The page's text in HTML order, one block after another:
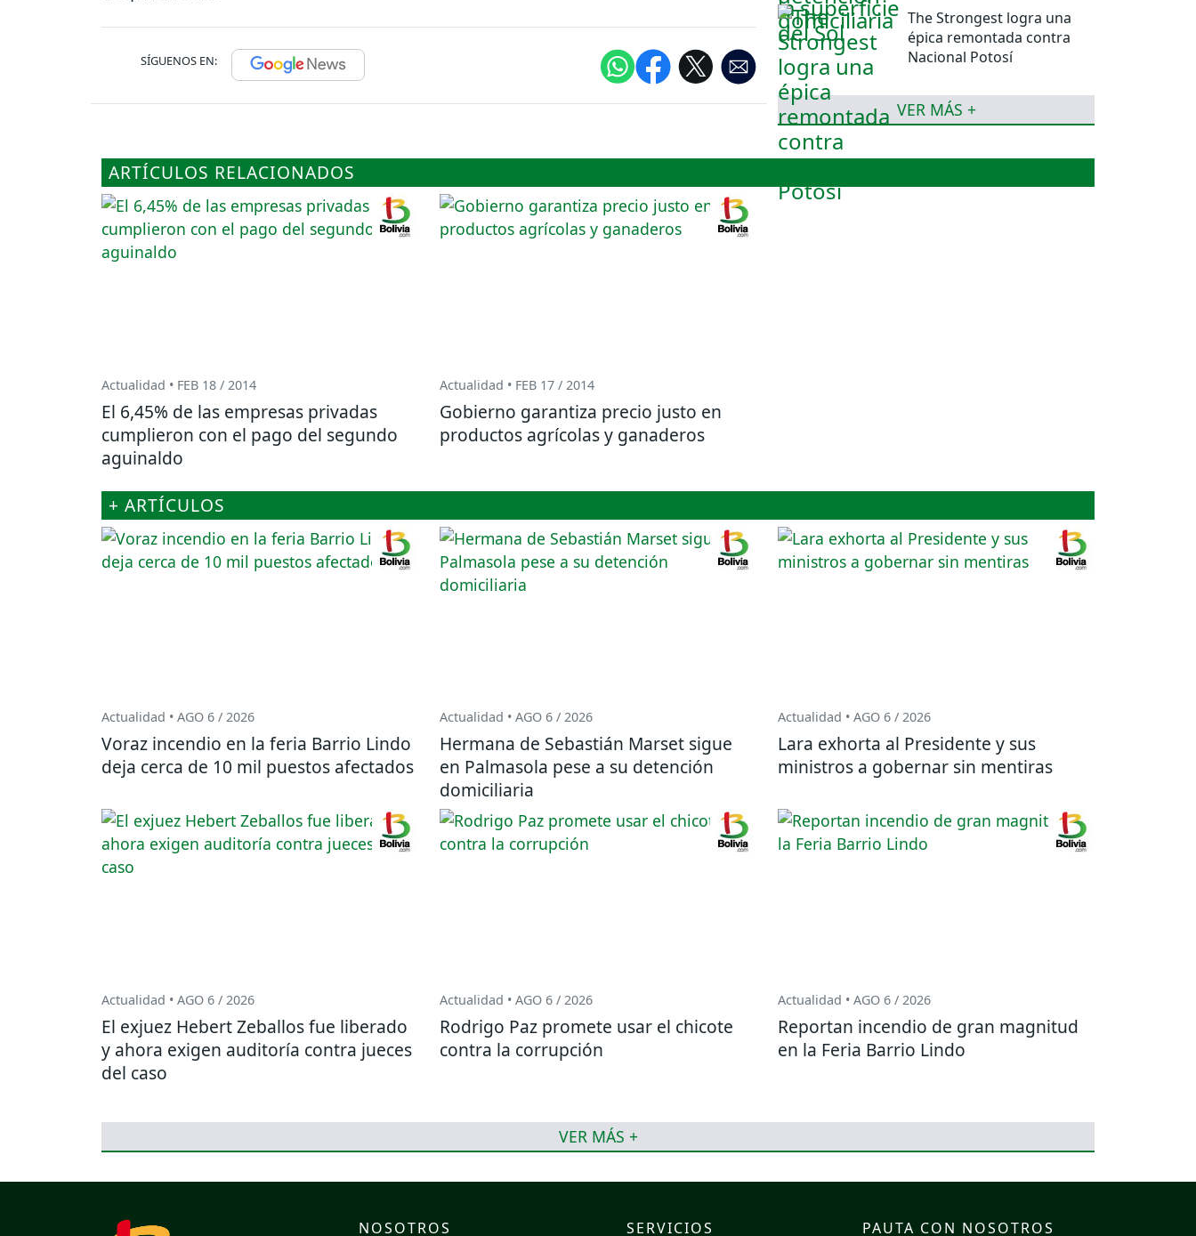
SÍGUENOS EN:
The Strongest logra una
épica remontada contra
Nacional Potosí
VER MÁS +
ARTÍCULOS RELACIONADOS
Actualidad • FEB 18 / 2014
El 6,45% de las empresas privadas
cumplieron con el pago del segundo
aguinaldo
Actualidad • FEB 17 / 2014
Gobierno garantiza precio justo en
productos agrícolas y ganaderos
+ ARTÍCULOS
Actualidad • AGO 6 / 2026
Voraz incendio en la feria Barrio Lindo
deja cerca de 10 mil puestos afectados
Actualidad • AGO 6 / 2026
Hermana de Sebastián Marset sigue
en Palmasola pese a su detención
domiciliaria
Actualidad • AGO 6 / 2026
Lara exhorta al Presidente y sus
ministros a gobernar sin mentiras
Actualidad • AGO 6 / 2026
El exjuez Hebert Zeballos fue liberado
y ahora exigen auditoría contra jueces
del caso
Actualidad • AGO 6 / 2026
Rodrigo Paz promete usar el chicote
contra la corrupción
Actualidad • AGO 6 / 2026
Reportan incendio de gran magnitud
en la Feria Barrio Lindo
VER MÁS +
NOSOTROS SERVICIOS PAUTA CON NOSOTROS